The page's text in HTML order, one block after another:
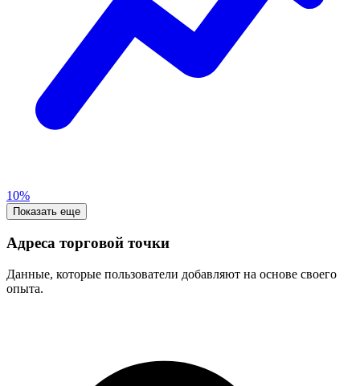
10%
Показать еще
Адреса торговой точки
Данные, которые пользователи добавляют на основе своего
опыта.